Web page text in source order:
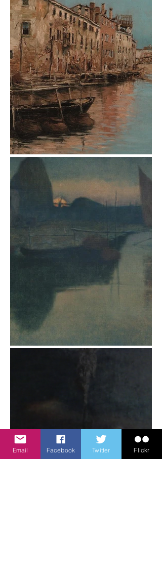
Email Facebook Twitter Flickr